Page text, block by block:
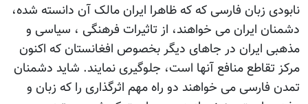
نابودی زبان فارسی که که ظاهرا ایران مالک آن دانسته شده،
دشمنان ایران می خواهند، از تاثیرات فرهنگی ، سیاسی و
مذهبی ایران در جاهای دیگر بخصوص افغانستان که اکنون
مرکز تقاطع منافع آنها است، جلوگیری نمایند. شاید دشمنان
تمدن فارسی می خواهند دو راه مهم اثرگذاری را که زبان و